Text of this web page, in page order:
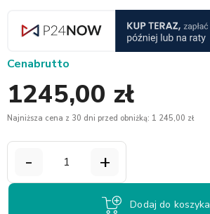
Cenabrutto
1245,00 zł
Najniższa cena z 30 dni przed obniżką: 1 245,00 zł
- +
Dodaj do koszyka